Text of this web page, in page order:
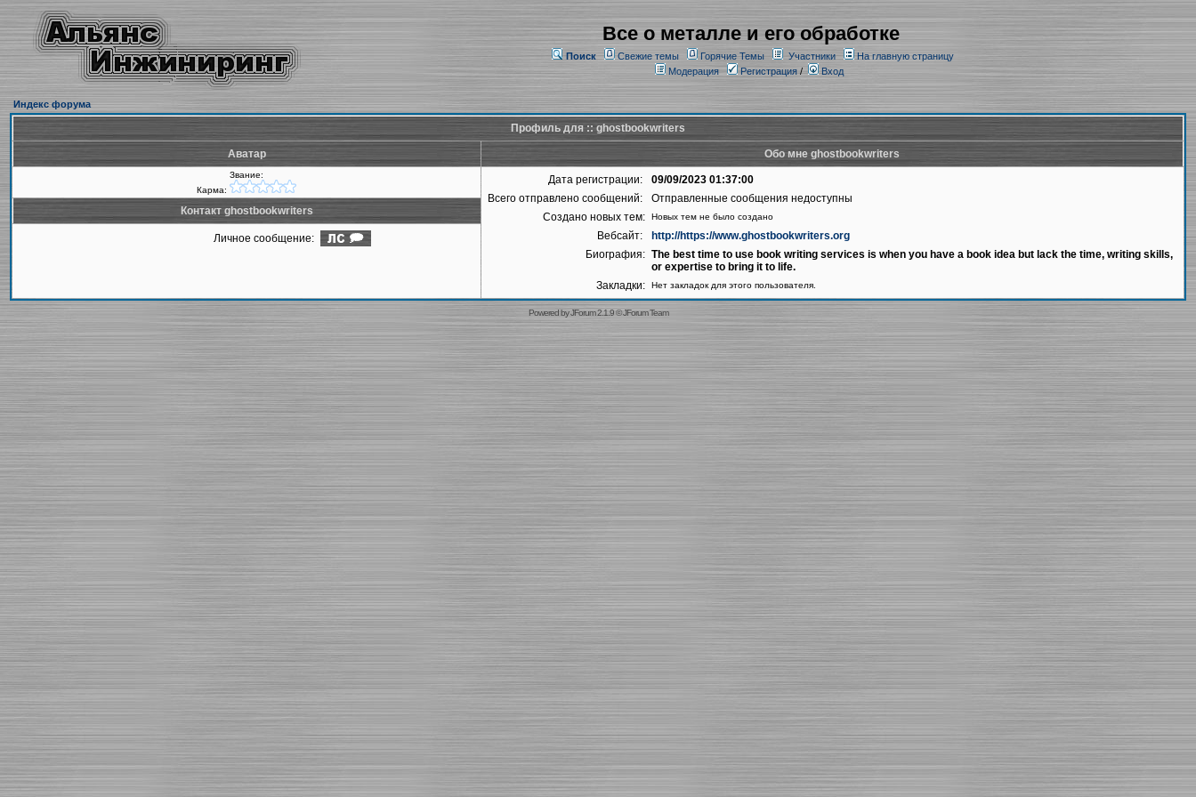
Все о металле и его обработке
Поиск Свежие темы Горячие Темы Участники
На главную страницу
Модерация
Регистрация/ Вход
Индекс форума
Профиль для :: ghostbookwriters
Аватар Обо мне ghostbookwriters
Звание:
Карма:
Дата регистрации:
09/09/2023 01:37:00
Всего отправлено сообщений:
Отправленные сообщения недоступны
Создано новых тем:
Новых тем не было создано
Вебсайт:
http://https://www.ghostbookwriters.org
Биография: The best time to use book writing services is when you have a book idea but lack the time, writing skills,
or expertise to bring it to life.
Закладки:
Нет закладок для этого пользователя.
Контакт ghostbookwriters
Личное сообщение:
Powered byJForum 2.1.9©JForum Team